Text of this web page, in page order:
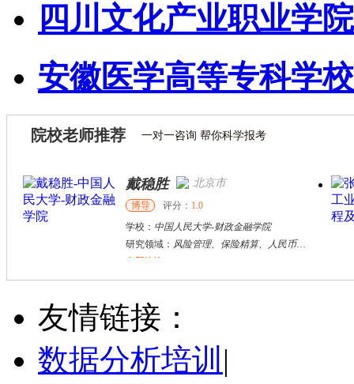
四川文化产业职业学院
安徽医学高等专科学校
院校老师推荐 一对一咨询 帮你科学报考
戴稳胜 北京市
博导 评分： 1.0
学校： 中国人民大学-财政金融学院
研究领域： 风险管理、保险精算、人民币国际化
立即咨询
陈传红 武汉市
硕导
学校：中南民族大学
立即咨询
友情链接：
数据分析培训 |